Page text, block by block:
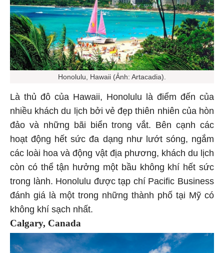
Honolulu, Hawaii (Ảnh: Artacadia).
Là thủ đô của Hawaii, Honolulu là điểm đến của
nhiều khách du lịch bởi vẻ đẹp thiên nhiên của hòn
đảo và những bãi biển trong vắt. Bên cạnh các
hoạt động hết sức đa dạng như lướt sóng, ngắm
các loài hoa và động vật địa phương, khách du lịch
còn có thể tận hưởng một bầu không khí hết sức
trong lành. Honolulu được tạp chí Pacific Business
đánh giá là một trong những thành phố tại Mỹ có
không khí sạch nhất.
Calgary, Canada